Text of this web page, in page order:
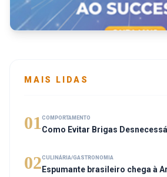
MAIS LIDAS
01 COMPORTAMENTO
Como Evitar Brigas
02CULINÁRIA/GASTRONOMIA
Espumante brasileiro chega à